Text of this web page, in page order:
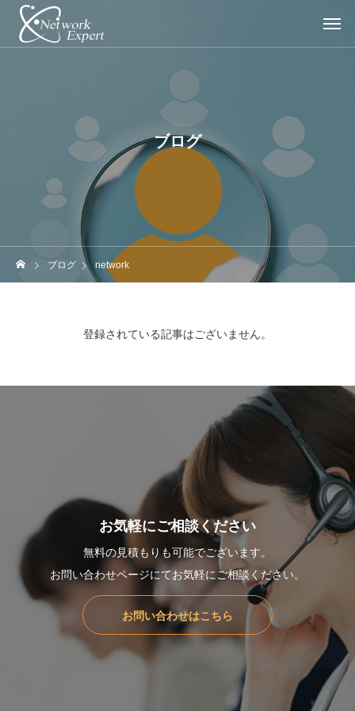
ブログ
ブログ network
登録されている記事はございません。
お気軽にご相談ください
無料の見積もりも可能でございます。
お問い合わせページにてお気軽にご相談ください。
お問い合わせはこちら